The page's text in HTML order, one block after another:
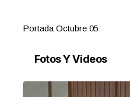
Portada Octubre 05
Fotos Y Videos